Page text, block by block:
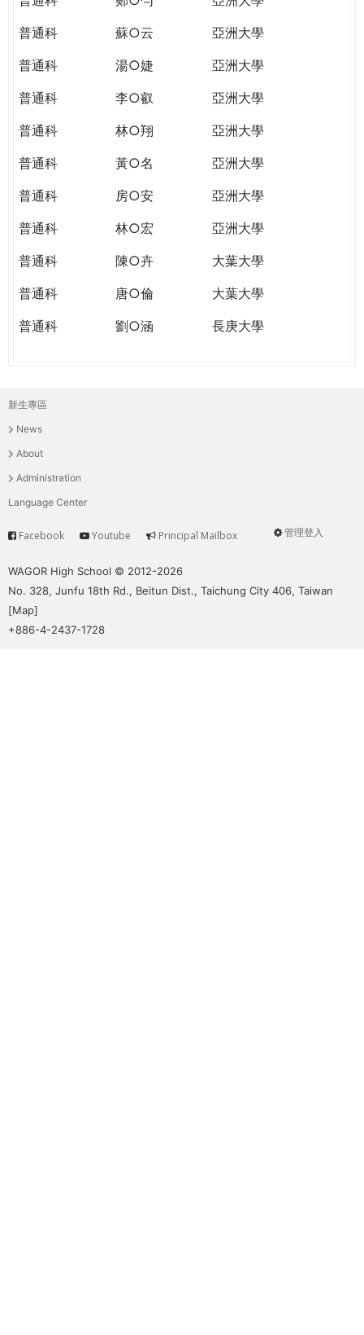
普通科
蘇○云
亞洲大學
普通科
湯○婕
亞洲大學
普通科
李○叡
亞洲大學
普通科
林○翔
亞洲大學
普通科
黃○名
亞洲大學
普通科
房○安
亞洲大學
普通科
林○宏
亞洲大學
普通科
陳○卉
大葉大學
普通科
唐○倫
大葉大學
普通科
劉○涵 長庚大學
主
選
單
新生專區
News
About
Administration
Language Center
User
管理登入
Service
Facebook Youtube Principal Mailbox
WAGOR High School © 2012-2026
No. 328, Junfu 18th Rd., Beitun Dist., Taichung City 406, Taiwan
[Map]
+886-4-2437-1728